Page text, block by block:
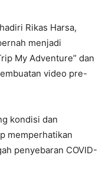
Rikas Harsa,
menjadi
My Adventure” dan
video pre-
kondisi dan
memperhatikan
penyebaran COVID-